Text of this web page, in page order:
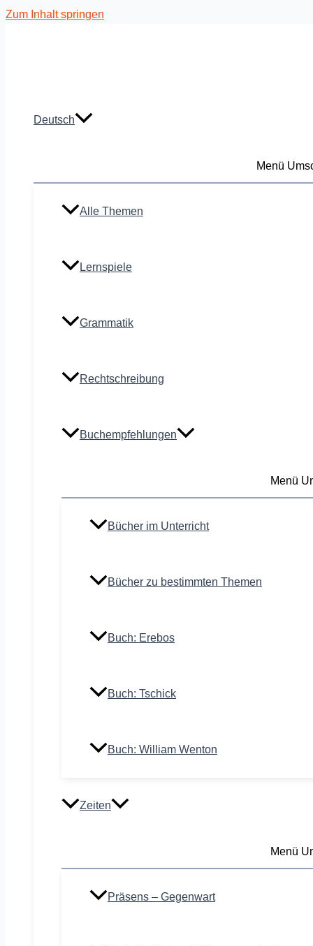
Zum Inhalt springen
Deutsch
Menü
Alle Themen
Lernspiele
Grammatik
Rechtschreibung
Buchempfehlungen
Menü
Bücher im Unterricht
Bücher zu bestimmten Themen
Buch: Erebos
Buch: Tschick
Buch: William Wenton
Zeiten
Menü
Präsens – Gegenwart